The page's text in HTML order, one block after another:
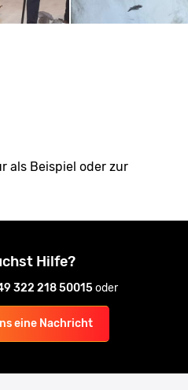
als Beispiel oder zur
Hilfe?
322 218 50015oder
eine Nachricht